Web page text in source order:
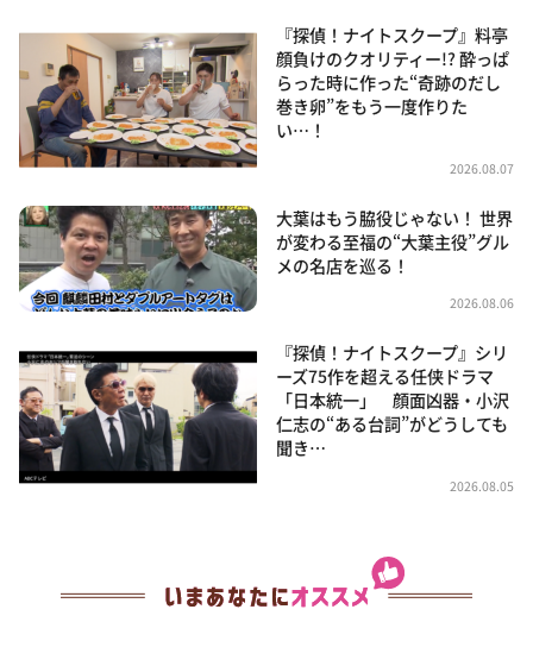
『探偵！ナイトスクープ』料亭
顔負けのクオリティー!? 酔っぱ
らった時に作った“奇跡のだし
巻き卵”をもう一度作りた
い…！
2026.08.07
大葉はもう脇役じゃない！ 世界
が変わる至福の“大葉主役”グル
メの名店を巡る！
2026.08.06
『探偵！ナイトスクープ』シリ
ーズ75作を超える任侠ドラマ
「日本統一」 顔面凶器・小沢
仁志の“ある台詞”がどうしても
聞き…
2026.08.05